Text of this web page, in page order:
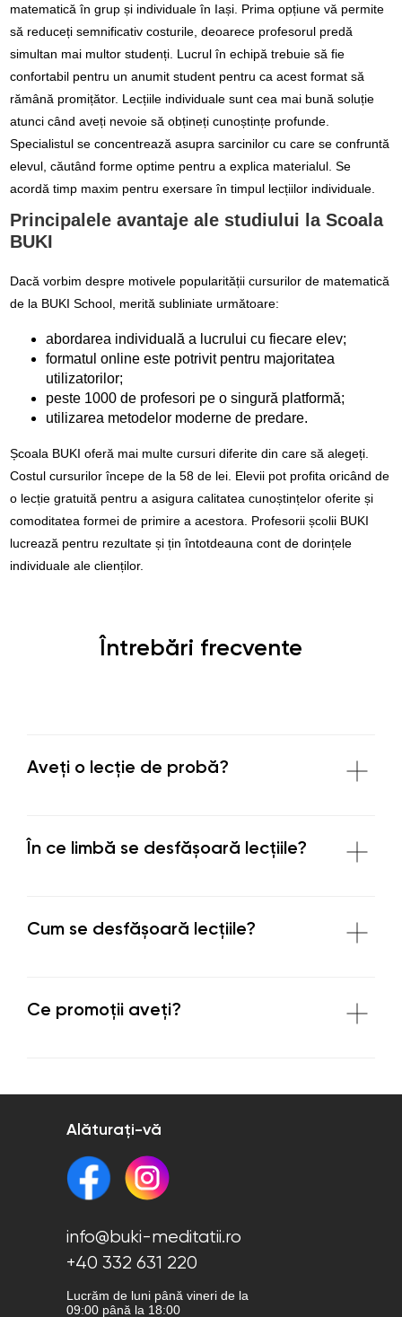
matematică în grup și individuale în Iași. Prima opțiune vă permite
să reduceți semnificativ costurile, deoarece profesorul predă
simultan mai multor studenți. Lucrul în echipă trebuie să fie
confortabil pentru un anumit student pentru ca acest format să
rămână promițător. Lecțiile individuale sunt cea mai bună soluție
atunci când aveți nevoie să obțineți cunoștințe profunde.
Specialistul se concentrează asupra sarcinilor cu care se confruntă
elevul, căutând forme optime pentru a explica materialul. Se
acordă timp maxim pentru exersare în timpul lecțiilor individuale.
Principalele avantaje ale studiului la Scoala
BUKI
Dacă vorbim despre motivele popularității cursurilor de matematică
de la BUKI School, merită subliniate următoare:
abordarea individuală a lucrului cu fiecare elev;
formatul online este potrivit pentru majoritatea
utilizatorilor;
peste 1000 de profesori pe o singură platformă;
utilizarea metodelor moderne de predare.
Școala BUKI oferă mai multe cursuri diferite din care să alegeți.
Costul cursurilor începe de la 58 de lei. Elevii pot profita oricând de
o lecție gratuită pentru a asigura calitatea cunoștințelor oferite și
comoditatea formei de primire a acestora. Profesorii școlii BUKI
lucrează pentru rezultate și țin întotdeauna cont de dorințele
individuale ale clienților.
Întrebări frecvente
Aveți o lecție de probă?
În ce limbă se desfășoară lecțiile?
Cum se desfășoară lecțiile?
Ce promoții aveți?
Alăturați-vă
info@buki-meditatii.ro
+40 332 631 220
Lucrăm de luni până vineri de la
09:00 până la 18:00